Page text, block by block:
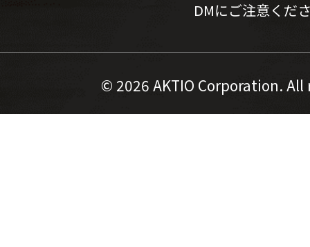
DMにご注意くだ
© 2026 AKTIO Corporation.